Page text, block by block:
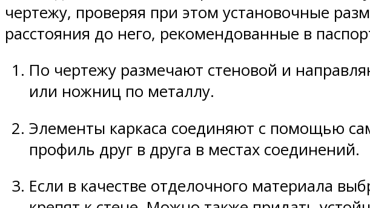
чертежу, проверяя при этом установочные
расстояния до него, рекомендованные в
По чертежу размечают стеновой и
или ножниц по металлу.
Элементы каркаса соединяют с помощью
профиль друг в друга в местах соединений.
Если в качестве отделочного материала